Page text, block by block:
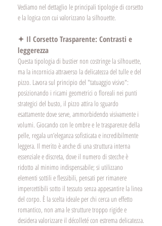
Vediamo nel dettaglio le principali tipologie di corsetto
e la logica con cui valorizzano la silhouette.
✦ Il Corsetto Trasparente: Contrasti e
leggerezza
Questa tipologia di bustier non costringe la silhouette,
ma la incornicia attraverso la delicatezza del tulle e del
pizzo. Lavora sul principio del "tatuaggio visivo":
posizionando i ricami geometrici o floreali nei punti
strategici del busto, il pizzo attira lo sguardo
esattamente dove serve, ammorbidendo visivamente i
volumi. Giocando con le ombre e le trasparenze della
pelle, regala un’eleganza sofisticata e incredibilmente
leggera. Il merito è anche di una struttura interna
essenziale e discreta, dove il numero di stecche è
ridotto al minimo indispensabile; si utilizzano
elementi sottili e flessibili, pensati per rimanere
impercettibili sotto il tessuto senza appesantire la linea
del corpo. È la scelta ideale per chi cerca un effetto
romantico, non ama le strutture troppo rigide e
desidera valorizzare il décolleté con estrema delicatezza.